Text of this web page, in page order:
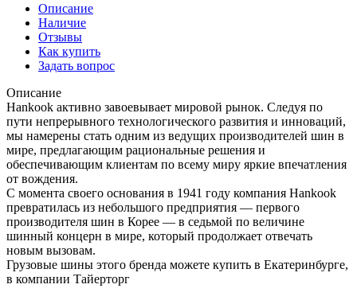
Описание
Наличие
Отзывы
Как купить
Задать вопрос
Описание
Hankook активно завоевывает мировой рынок. Следуя по
пути непрерывного технологического развития и инноваций,
мы намерены стать одним из ведущих производителей шин в
мире, предлагающим рациональные решения и
обеспечивающим клиентам по всему миру яркие впечатления
от вождения.
С момента своего основания в 1941 году компания Hankook
превратилась из небольшого предприятия — первого
производителя шин в Корее — в седьмой по величине
шинный концерн в мире, который продолжает отвечать
новым вызовам.
Грузовые шины этого бренда можете купить в Екатеринбурге,
в компании Тайерторг